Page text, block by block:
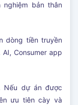
bản thân
dòng tiền truyền
Consumer app
Nếu dự án được
ưu tiên cày và